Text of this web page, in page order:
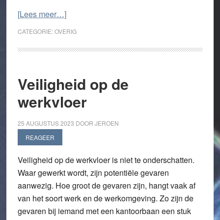
[Lees meer…]overWelke
verplicht
een
ATEX-
zone?
CATEGORIE:OVERIG
Veiligheid op de
werkvloer
25 AUGUSTUS 2023 DOOR JEROEN
REAGEER
Veiligheid op de werkvloer is niet te onderschatten.
Waar gewerkt wordt, zijn potentiële gevaren
aanwezig. Hoe groot de gevaren zijn, hangt vaak af
van het soort werk en de werkomgeving. Zo zijn de
gevaren bij iemand met een kantoorbaan een stuk